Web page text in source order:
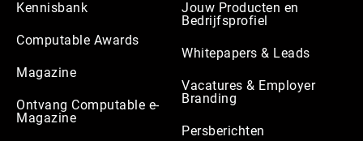
Kennisbank
Computable Awards
Magazine
Ontvang Computable e-
Magazine
Jouw Producten en
Bedrijfsprofiel
Whitepapers & Leads
Vacatures & Employer
Branding
Persberichten